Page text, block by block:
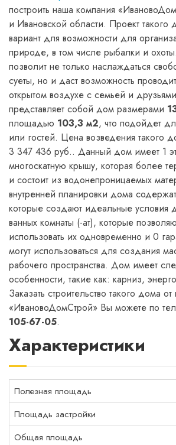
построить наша компания
и Ивановской области. Проект
вариант для возможности для
природе, в том числе рыбалки и
позволит не только наслаждаться
суеты, но и даст возможность
открытом воздухе с семьей и
представляет собой дом размерами
площадью 103,3 м2, что подойдет
или гостей. Цена возведения такого
3 347 436 руб.. Данный дом имеет 1
многоскатную крышу, которая более
и состоит из водонепроницаемых
внутренней планировки дома
которые создают идеальные условия
ванных комнаты (-ат), которые
использовать их одновременно и 0
могут использоваться для создания
рабочего пространства. Дом имеет
особенности, такие как: карниз,
Заказать строительство такого дома
«ИвановоДомСтрой» Вы можете по
105-67-05.
Характеристики
Полезная площадь
Площадь застройки
Общая площадь